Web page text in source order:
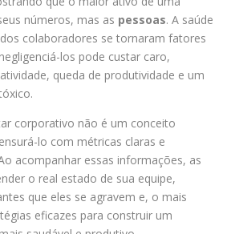
números, mas as pessoas. A saúde
colaboradores se tornaram fatores
los pode custar caro,
queda de produtividade e um
corporativo não é um conceito
lo com métricas claras e
acompanhar essas informações, as
o real estado de sua equipe,
que eles se agravem e, o mais
eficazes para construir um